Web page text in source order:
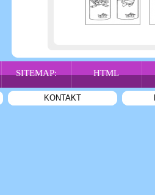
SITEMAP: HTML
KONTAKT